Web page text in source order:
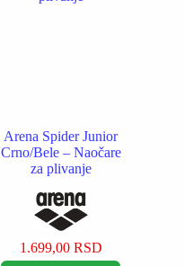
Arena Spider Junior
Crno/Bele – Naočare
za plivanje
1.699,00 RSD